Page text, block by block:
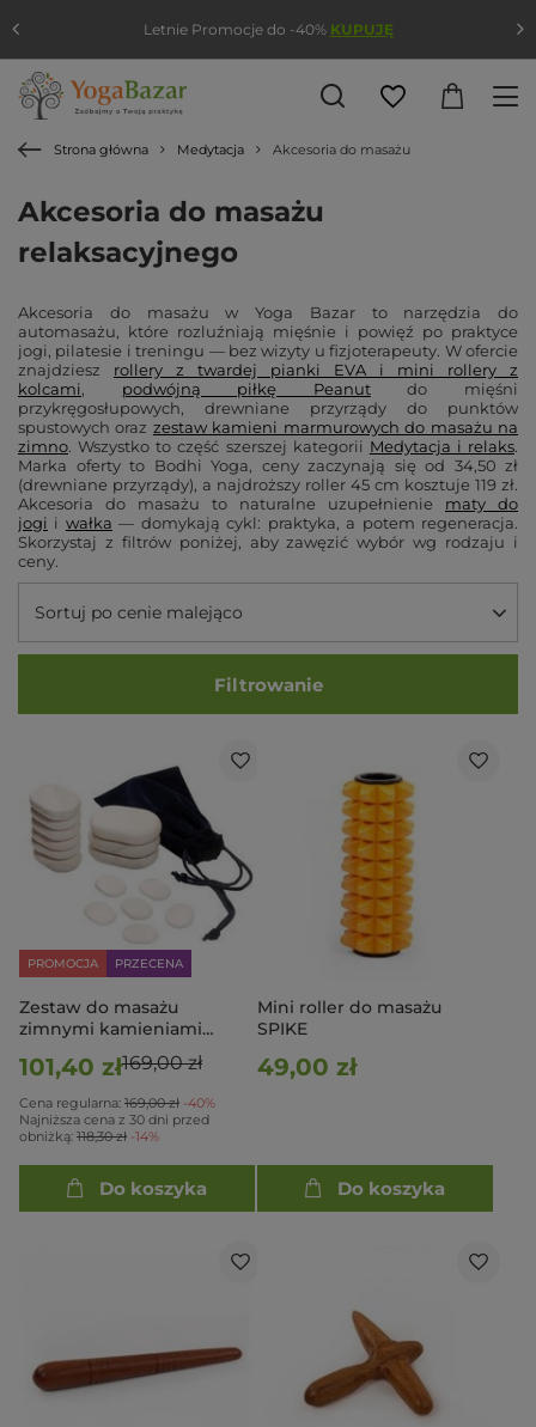
Strona główna Medytacja Akcesoria do masażu
Akcesoria do masażu
relaksacyjnego
Akcesoria do masażu w Yoga Bazar to narzędzia do
automasażu, które rozluźniają mięśnie i powięź po praktyce
jogi, pilatesie i treningu — bez wizyty u fizjoterapeuty. W ofercie
znajdziesz rollery z twardej pianki EVA i mini rollery z
kolcami, podwójną piłkę Peanutdo mięśni
przykręgosłupowych, drewniane przyrządy do punktów
spustowych oraz zestaw kamieni marmurowych do masażu na
zimno. Wszystko to część szerszej kategorii Medytacja i relaks.
Marka oferty to Bodhi Yoga, ceny zaczynają się od 34,50 zł
(drewniane przyrządy), a najdroższy roller 45 cm kosztuje 119 zł.
Akcesoria do masażu to naturalne uzupełnienie maty do
jogi i wałka — domykają cykl: praktyka, a potem regeneracja.
Skorzystaj z filtrów poniżej, aby zawęzić wybór wg rodzaju i
ceny.
Sortuj po cenie malejąco
Filtrowanie
PROMOCJA PRZECENA
Zestaw do masażu
zimnymi kamieniami
101,40 zł169,00 zł
Cena regularna: 169,00 zł -40%
Najniższa cena z 30 dni przed
obniżką: 118,30 zł -14%
Do koszyka
Mini roller do masażu
SPIKE
49,00 zł
Do koszyka
Letnie Promocje do -40% KUPUJĘ